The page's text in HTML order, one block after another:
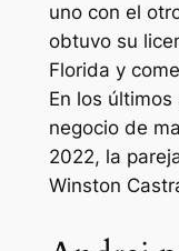
uno con el
obtuvo su
Florida y
En los
negocio de
2022, la
Winston